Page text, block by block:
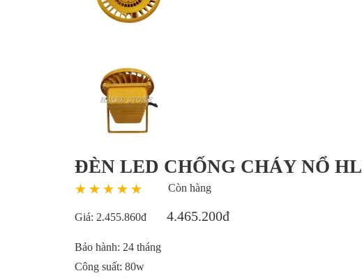
ĐÈN LED CHỐNG CHÁY NỔ
Còn hàng
Giá: 2.455.860đ 4.465.200đ
Bảo hành: 24 tháng
Công suất: 80w